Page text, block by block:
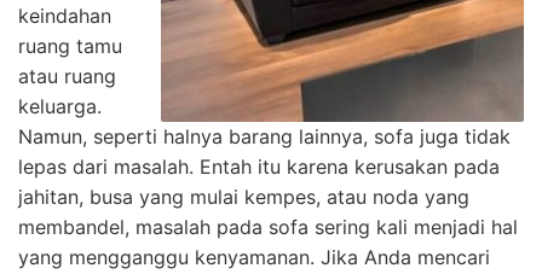
keindahan
ruang tamu
atau ruang
keluarga.
Namun, seperti halnya barang lainnya, sofa juga tidak
lepas dari masalah. Entah itu karena kerusakan pada
jahitan, busa yang mulai kempes, atau noda yang
membandel, masalah pada sofa sering kali menjadi hal
yang mengganggu kenyamanan. Jika Anda mencari